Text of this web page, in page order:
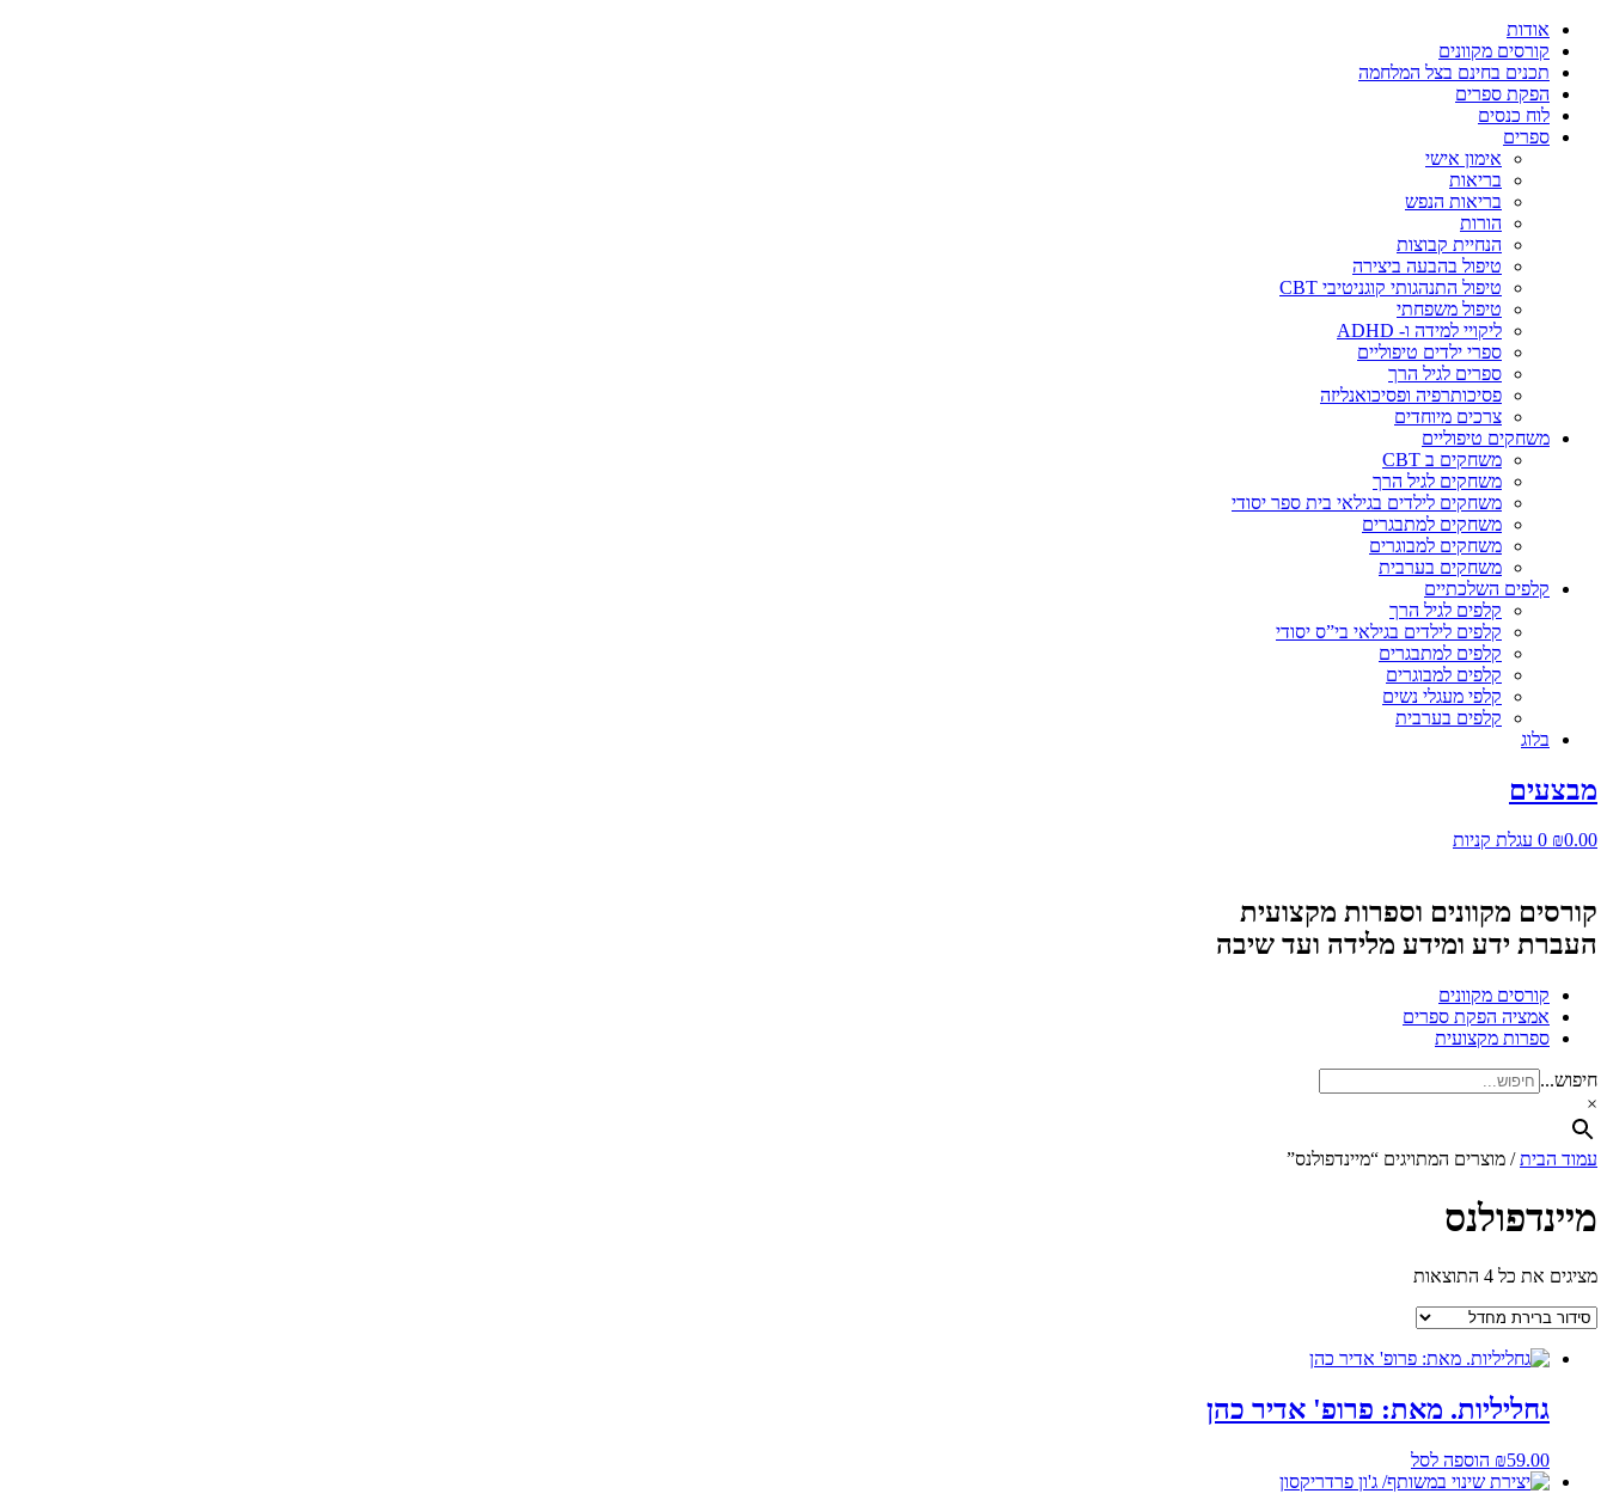
אודות
קורסים מקוונים
תכנים בחינם בצל המלחמה
הפקת ספרים
לוח כנסים
ספרים
אימון אישי
בריאות
בריאות הנפש
הורות
הנחיית קבוצות
טיפול בהבעה ביצירה
טיפול התנהגותי קוגניטיבי CBT
טיפול משפחתי
ליקויי למידה ו- ADHD
ספרי ילדים טיפוליים
ספרים לגיל הרך
פסיכותרפיה ופסיכואנליזה
צרכים מיוחדים
משחקים טיפוליים
משחקים ב CBT
משחקים לגיל הרך
משחקים לילדים בגילאי בית ספר יסודי
משחקים למתבגרים
משחקים למבוגרים
משחקים בערבית
קלפים השלכתיים
קלפים לגיל הרך
קלפים לילדים בגילאי בי”ס יסודי
קלפים למתבגרים
קלפים למבוגרים
קלפי מעגלי נשים
קלפים בערבית
בלוג
מבצעים
₪0.00
0 עגלת קניות
קורסים מקוונים וספרות מקצועית
העברת ידע ומידע מלידה ועד שיבה
קורסים מקוונים
אמציה הפקת ספרים
ספרות מקצועית
חיפוש...
×
עמוד הבית/ מוצרים המתויגים “מיינדפולנס”
מיינדפולנס
מציגים את כל ⁦4⁩ התוצאות
גחליליות. מאת: פרופ' אדיר כהן
₪59.00 הוספה לסל